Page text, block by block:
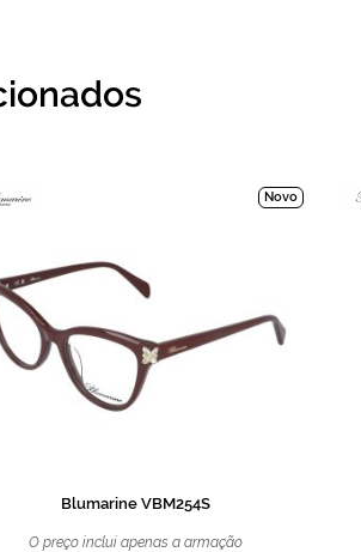
Novo
Blumarine VBM254S
O preço inclui apenas a armação